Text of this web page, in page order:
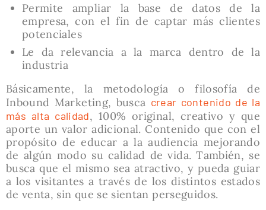
Permite ampliar la base de datos de la
empresa, con el fin de captar más clientes
potenciales
Le da relevancia a la marca dentro de la
industria
Básicamente, la metodología o filosofía de
Inbound Marketing, busca crear contenido de la
más alta calidad, 100% original, creativo y que
aporte un valor adicional. Contenido que con el
propósito de educar a la audiencia mejorando
de algún modo su calidad de vida. También, se
busca que el mismo sea atractivo, y pueda guiar
a los visitantes a través de los distintos estados
de venta, sin que se sientan perseguidos.